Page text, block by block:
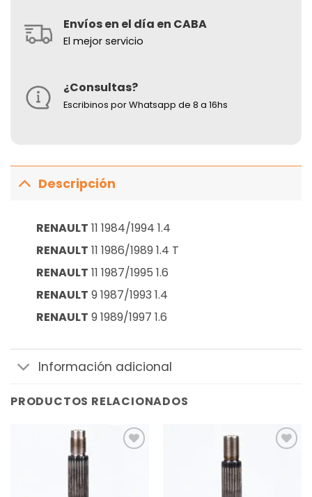
Envíos en el día en CABA
El mejor servicio
¿Consultas?
Escribinos por Whatsapp de 8 a 16hs
Descripción
RENAULT 11 1984/1994 1.4
RENAULT 11 1986/1989 1.4 T
RENAULT 11 1987/1995 1.6
RENAULT 9 1987/1993 1.4
RENAULT 9 1989/1997 1.6
Información adicional
PRODUCTOS RELACIONADOS